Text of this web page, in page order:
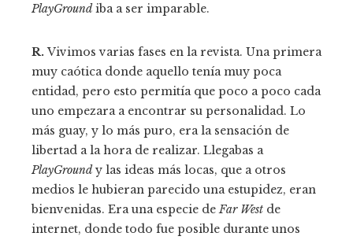
PlayGroundiba a ser imparable.
R.Vivimos varias fases en la revista. Una primera
muy caótica donde aquello tenía muy poca
entidad, pero esto permitía que poco a poco cada
uno empezara a encontrar su personalidad. Lo
más guay, y lo más puro, era la sensación de
libertad a la hora de realizar. Llegabas a
PlayGroundy las ideas más locas, que a otros
medios le hubieran parecido una estupidez, eran
bienvenidas. Era una especie de Far West de
internet, donde todo fue posible durante unos